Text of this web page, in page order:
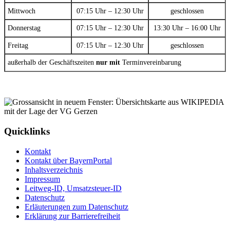
Mittwoch 07:15 Uhr – 12:30 Uhr geschlossen
Donnerstag 07:15 Uhr – 12:30 Uhr 13:30 Uhr – 16:00 Uhr
Freitag 07:15 Uhr – 12:30 Uhr geschlossen
außerhalb der Geschäftszeiten nur mit Terminvereinbarung
Quicklinks
Kontakt
Kontakt über BayernPortal
Inhaltsverzeichnis
Impressum
Leitweg-ID, Umsatzsteuer-ID
Datenschutz
Erläuterungen zum Datenschutz
Erklärung zur Barrierefreiheit